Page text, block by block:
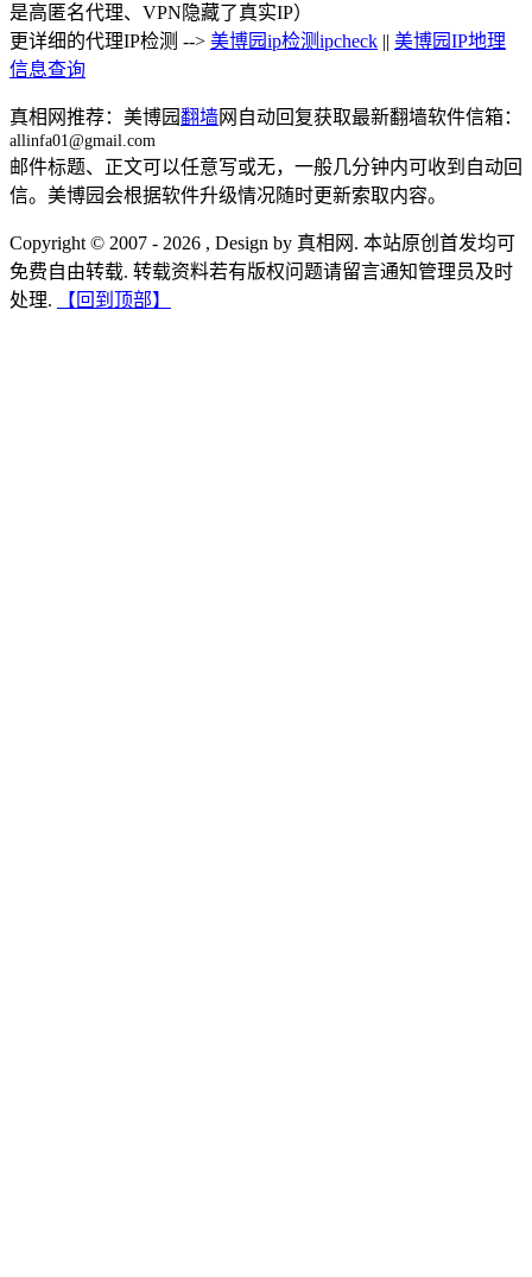
是高匿名代理、VPN隐藏了真实IP）
更详细的代理IP检测 --> 美博园ip检测ipcheck || 美博园IP地理
信息查询
真相网推荐：美博园翻墙网自动回复获取最新翻墙软件信箱：
allinfa01@gmail.com
邮件标题、正文可以任意写或无，一般几分钟内可收到自动回
信。美博园会根据软件升级情况随时更新索取内容。
Copyright © 2007 - 2026 , Design by 真相网. 本站原创首发均可
免费自由转载. 转载资料若有版权问题请留言通知管理员及时
处理.
【回到顶部】